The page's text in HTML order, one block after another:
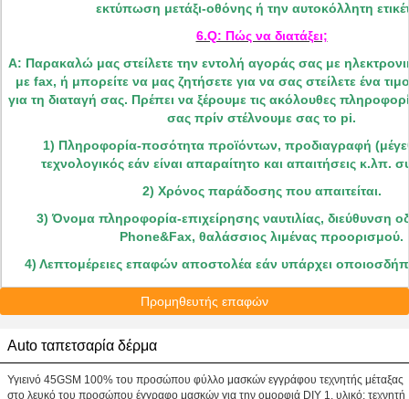
εκτύπωση μετάξι-οθόνης ή την αυτοκόλλητη
6.Q: Πώς να διατάξει;
Α: Παρακαλώ μας στείλετε την εντολή αγοράς σας με
με fax, ή μπορείτε να μας ζητήσετε για να σας στείλετε ένα
για τη διαταγή σας. Πρέπει να ξέρουμε τις ακόλουθες
σας πρίν στέλνουμε σας το pi.
1) Πληροφορία-ποσότητα προϊόντων, προδιαγραφή
τεχνολογικός εάν είναι απαραίτητο και απαιτήσεις κ.λπ.
2) Χρόνος παράδοσης που απαιτείται.
3) Όνομα πληροφορία-επιχείρησης ναυτιλίας, διεύθυνση
Phone&Fax, θαλάσσιος λιμένας προορισμού.
4) Λεπτομέρειες επαφών αποστολέα εάν υπάρχει
Προμηθευτής επαφών
Auto ταπετσαρία δέρμα
Υγιεινό 45GSM 100% του προσώπου φύλλο μασκών εγγράφου τεχνητής μέταξας
στο λευκό του προσώπου έγγραφο μασκών για την ομορφιά DIY 1. υλικό: τεχνητή